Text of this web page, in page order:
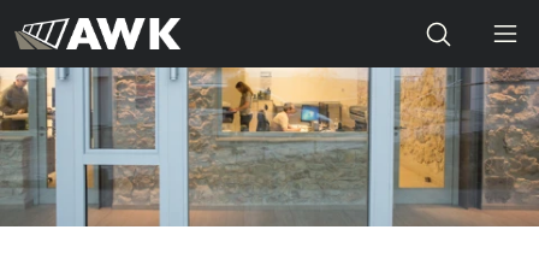
Search